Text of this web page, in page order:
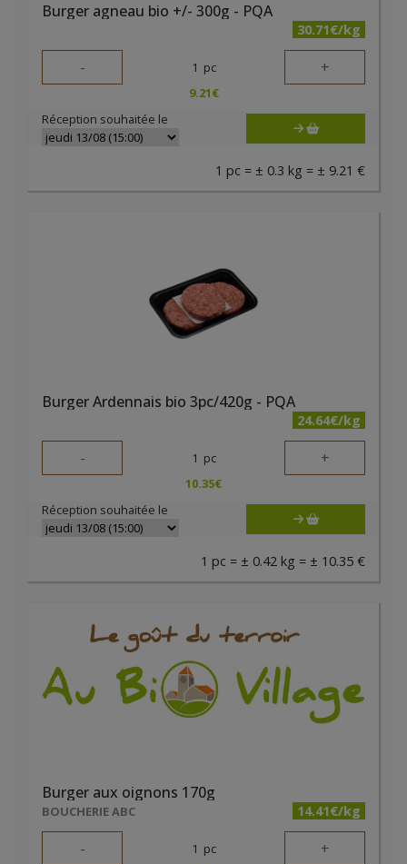
Burger agneau bio +/- 300g - PQA
30.71€/kg
- 1 pc +
9.21€
Réception souhaitée le
1 pc = ± 0.3 kg = ± 9.21 €
Burger Ardennais bio 3pc/420g - PQA
24.64€/kg
- 1 pc +
10.35€
Réception souhaitée le
1 pc = ± 0.42 kg = ± 10.35 €
Burger aux oignons 170g
BOUCHERIE ABC 14.41€/kg
- 1 pc +